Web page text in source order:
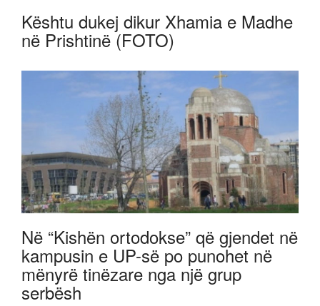
Kështu dukej dikur Xhamia e Madhe
në Prishtinë (FOTO)
Në “Kishën ortodokse” që gjendet në
kampusin e UP-së po punohet në
mënyrë tinëzare nga një grup
serbësh